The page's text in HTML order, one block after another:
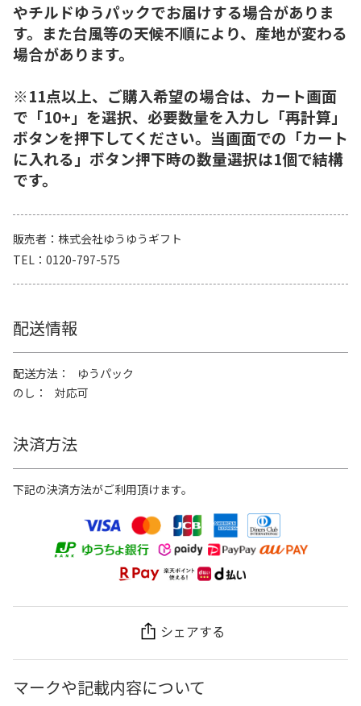
やチルドゆうパックでお届けする場合がありま
す。また台風等の天候不順により、産地が変わる
場合があります。
※11点以上、ご購入希望の場合は、カート画面
で「10+」を選択、必要数量を入力し「再計算」
ボタンを押下してください。当画面での「カート
に入れる」ボタン押下時の数量選択は1個で結構
です。
販売者
株式会社ゆうゆうギフト
TEL
0120-797-575
配送情報
配送方法
ゆうパック
のし
対応可
決済方法
下記の決済方法がご利用頂けます。
シェアする
マークや記載内容について